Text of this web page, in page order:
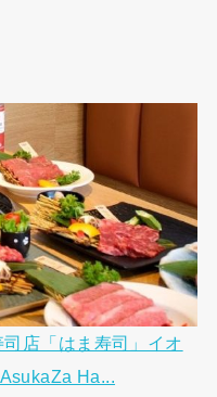
司店「はま寿司」イオ
Ha...